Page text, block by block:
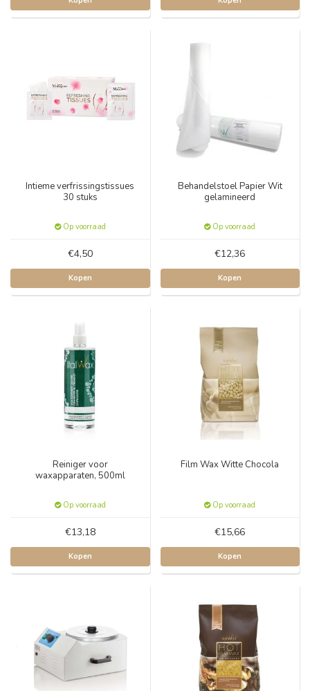
Intieme verfrissingstissues
30 stuks
Op voorraad
€4,50
Kopen
Behandelstoel Papier Wit
gelamineerd
Op voorraad
€12,36
Kopen
Reiniger voor
waxapparaten, 500ml
Op voorraad
€13,18
Kopen
Film Wax Witte Chocola
Op voorraad
€15,66
Kopen